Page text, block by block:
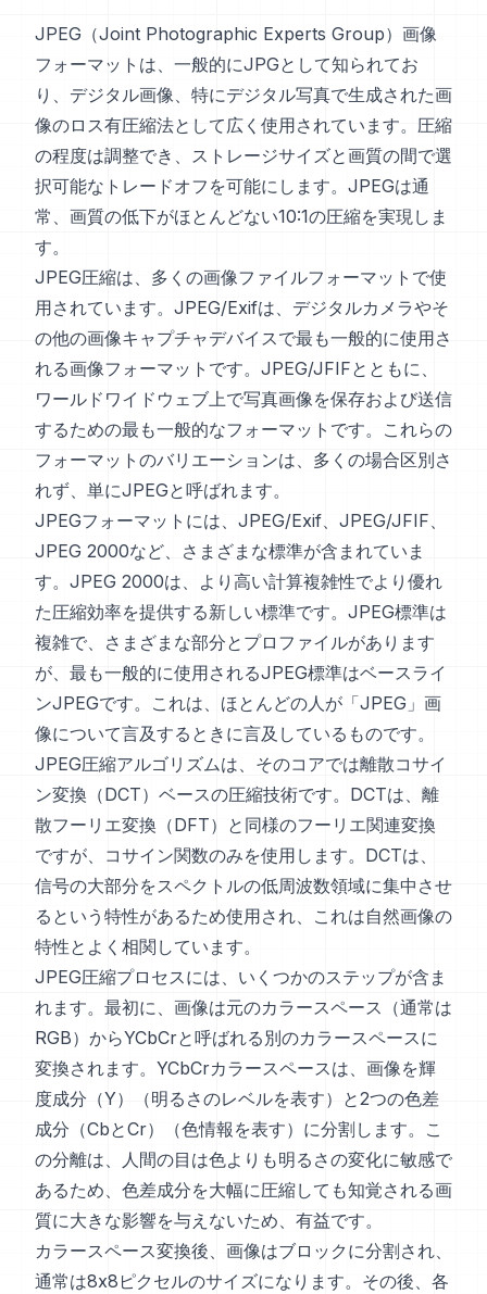
JPEG（Joint Photographic Experts Group）画像
フォーマットは、一般的にJPGとして知られてお
り、デジタル画像、特にデジタル写真で生成された画
像のロス有圧縮法として広く使用されています。圧縮
の程度は調整でき、ストレージサイズと画質の間で選
択可能なトレードオフを可能にします。JPEGは通
常、画質の低下がほとんどない10:1の圧縮を実現しま
す。
JPEG圧縮は、多くの画像ファイルフォーマットで使
用されています。JPEG/Exifは、デジタルカメラやそ
の他の画像キャプチャデバイスで最も一般的に使用さ
れる画像フォーマットです。JPEG/JFIFとともに、
ワールドワイドウェブ上で写真画像を保存および送信
するための最も一般的なフォーマットです。これらの
フォーマットのバリエーションは、多くの場合区別さ
れず、単にJPEGと呼ばれます。
JPEGフォーマットには、JPEG/Exif、JPEG/JFIF、
JPEG 2000など、さまざまな標準が含まれていま
す。JPEG 2000は、より高い計算複雑性でより優れ
た圧縮効率を提供する新しい標準です。JPEG標準は
複雑で、さまざまな部分とプロファイルがあります
が、最も一般的に使用されるJPEG標準はベースライ
ンJPEGです。これは、ほとんどの人が「JPEG」画
像について言及するときに言及しているものです。
JPEG圧縮アルゴリズムは、そのコアでは離散コサイ
ン変換（DCT）ベースの圧縮技術です。DCTは、離
散フーリエ変換（DFT）と同様のフーリエ関連変換
ですが、コサイン関数のみを使用します。DCTは、
信号の大部分をスペクトルの低周波数領域に集中させ
るという特性があるため使用され、これは自然画像の
特性とよく相関しています。
JPEG圧縮プロセスには、いくつかのステップが含ま
れます。最初に、画像は元のカラースペース（通常は
RGB）からYCbCrと呼ばれる別のカラースペースに
変換されます。YCbCrカラースペースは、画像を輝
度成分（Y）（明るさのレベルを表す）と2つの色差
成分（CbとCr）（色情報を表す）に分割します。こ
の分離は、人間の目は色よりも明るさの変化に敏感で
あるため、色差成分を大幅に圧縮しても知覚される画
質に大きな影響を与えないため、有益です。
カラースペース変換後、画像はブロックに分割され、
通常は8x8ピクセルのサイズになります。その後、各